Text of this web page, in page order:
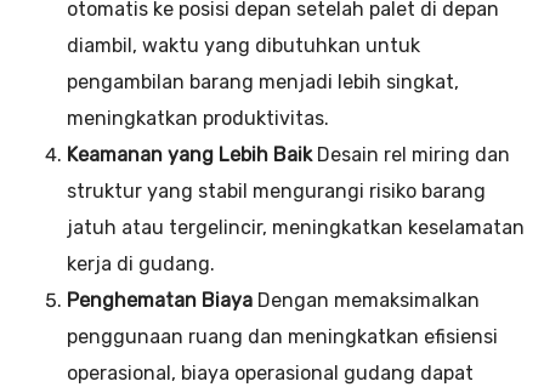
otomatis ke posisi depan setelah palet di depan
diambil, waktu yang dibutuhkan untuk
pengambilan barang menjadi lebih singkat,
meningkatkan produktivitas.
Keamanan yang Lebih BaikDesain rel miring dan
struktur yang stabil mengurangi risiko barang
jatuh atau tergelincir, meningkatkan keselamatan
kerja di gudang.
Penghematan Biaya Dengan memaksimalkan
penggunaan ruang dan meningkatkan efisiensi
operasional, biaya operasional gudang dapat